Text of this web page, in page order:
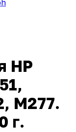
HP
M277.
г.